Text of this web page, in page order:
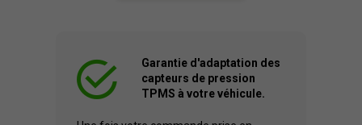
Garantie d'adaptation des
capteurs de pression
TPMS à votre véhicule.